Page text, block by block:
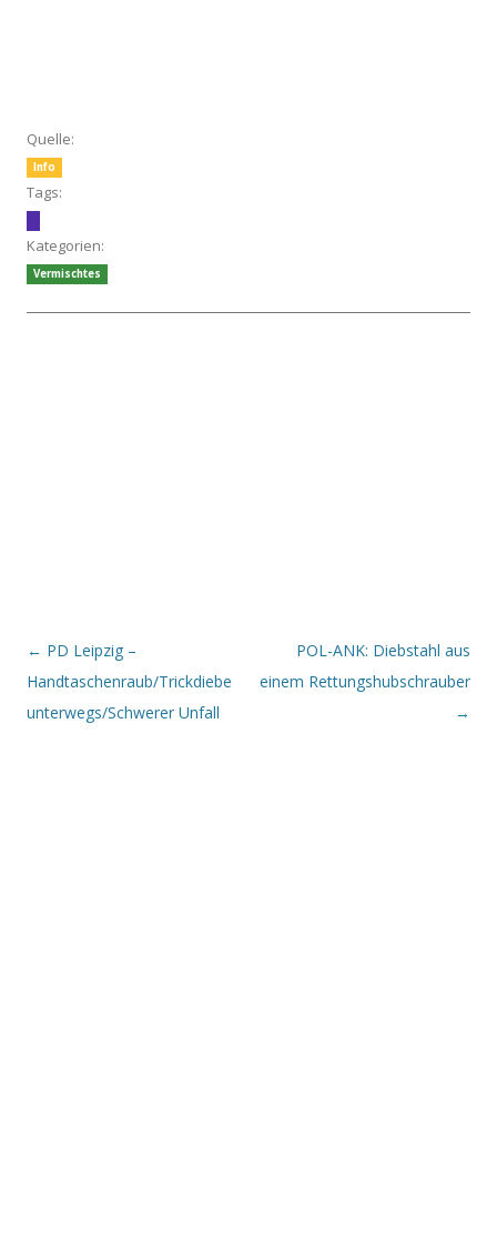
Quelle:
Info
Tags:
Kategorien:
Vermischtes
Beitrags-Navigation
← PD Leipzig –
Handtaschenraub/Trickdiebe
unterwegs/Schwerer Unfall
POL-ANK: Diebstahl aus
einem Rettungshubschrauber
→